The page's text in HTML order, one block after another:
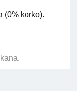
(0% korko).